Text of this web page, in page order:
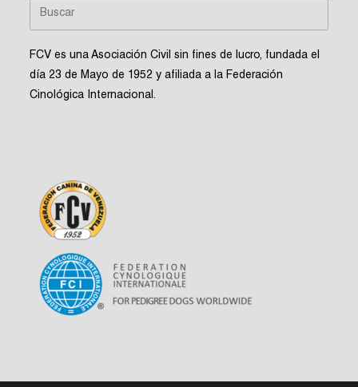
FCV es una Asociación Civil sin fines de lucro, fundada el
día 23 de Mayo de 1952 y afiliada a la Federación
Cinológica Internacional.